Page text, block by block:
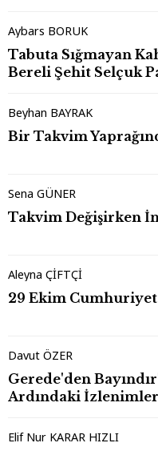
Aybars BORUK
Tabuta Sığmayan
Bereli Şehit Selçuk
Beyhan BAYRAK
Bir Takvim
Sena GÜNER
Takvim Değişirken
Aleyna ÇİFTÇİ
29 Ekim Cumhuriyet
Davut ÖZER
Gerede'den
Ardındaki İzlenimler
Elif Nur KARAR HIZLI